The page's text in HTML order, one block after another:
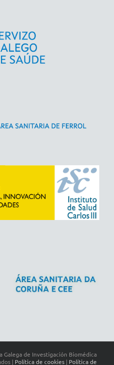
Galega de Investigación Biomédica
| Política de cookies| Política de